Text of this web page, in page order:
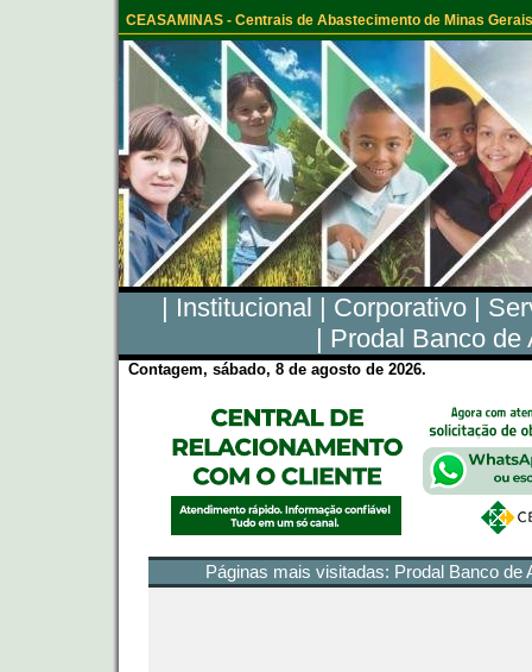
CEASAMINAS - Centrais de Abastecimento de Minas
| Institucional | Corporativo|
| Prodal Banco de
Contagem, sábado, 8 de agosto de 2026.
Páginas mais visitadas: Prodal Banco de